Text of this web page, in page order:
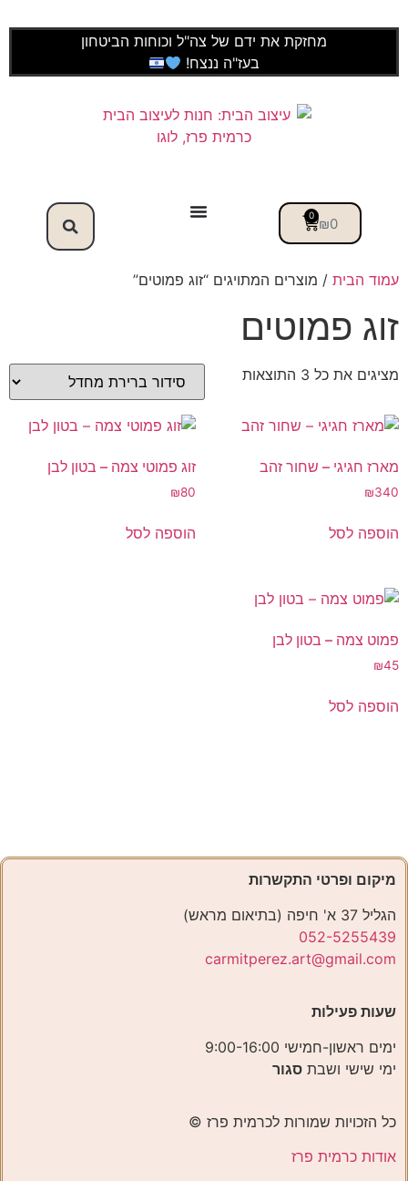
מחזקת את ידם של צה"ל וכוחות הביטחון
בעז"ה ננצח!
₪0
0
עמוד הבית / מוצרים המתויגים “זוג פמוטים”
זוג פמוטים
מציגים את כל ⁦3⁩ התוצאות
מארז חגיגי – שחור זהב
₪340
הוספה לסל
זוג פמוטי צמה – בטון לבן
₪80
הוספה לסל
פמוט צמה – בטון לבן
₪45
הוספה לסל
מיקום ופרטי התקשרות
הגליל 37 א' חיפה (בתיאום מראש)
052-5255439
carmitperez.art@gmail.com
שעות פעילות
ימים ראשון-חמישי 9:00-16:00
ימי שישי ושבת סגור
כל הזכויות שמורות לכרמית פרז ©️
אודות כרמית פרז